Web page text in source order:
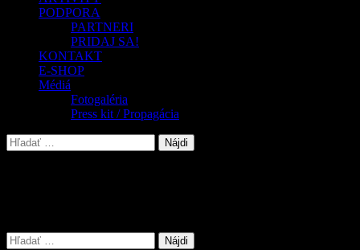
PODPORA
PARTNERI
PRIDAJ SA!
KONTAKT
E-SHOP
Médiá
Fotogaléria
Press kit / Propagácia
Hľadať:
Hľadať: